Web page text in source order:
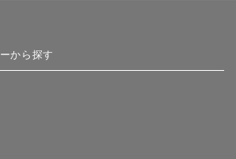
から探す